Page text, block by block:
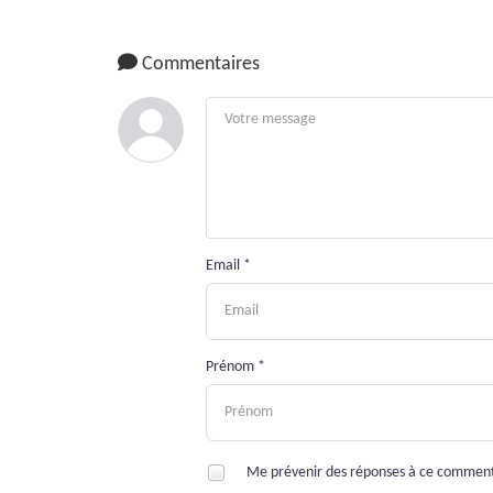
Commentaires
Email *
Prénom *
Me prévenir des réponses à ce